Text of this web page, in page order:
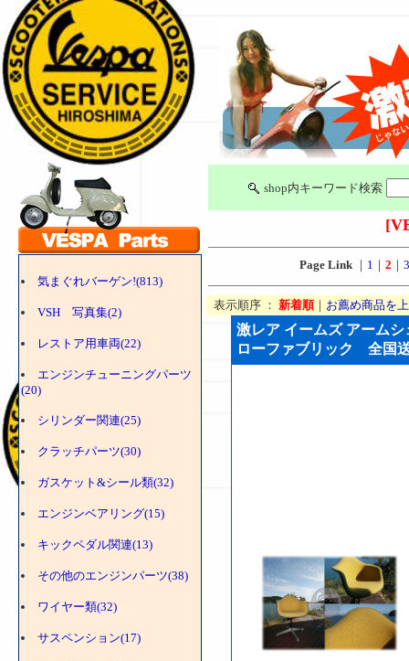
気まぐれバーゲン!(813)
VSH 写真集(2)
レストア用車両(22)
エンジンチューニングパーツ
(20)
シリンダー関連(25)
クラッチパーツ(30)
ガスケット&シール類(32)
エンジンベアリング(15)
キックペダル関連(13)
その他のエンジンパーツ(38)
ワイヤー類(32)
サスペンション(17)
shop内キーワード検索
Page Link ｜ 1 ｜ 2 ｜ 3
表示順序 ： 新着順｜ お薦め商品を
激レア イームズ アーム
ローファブリック 全国